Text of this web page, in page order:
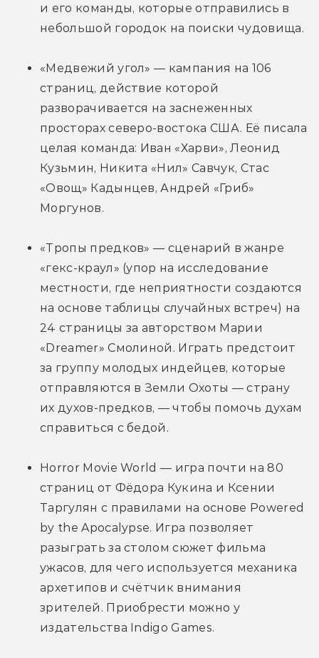
и его команды, которые отправились в
небольшой городок на поиски чудовища.
«Медвежий угол» — кампания на 106
страниц, действие которой
разворачивается на заснеженных
просторах северо-востока США. Её писала
целая команда: Иван «Харви», Леонид
Кузьмин, Никита «Нил» Савчук, Стас
«Овощ» Кадынцев, Андрей «Гриб»
Моргунов.
«Тропы предков» — сценарий в жанре
«гекс-краул» (упор на исследование
местности, где неприятности создаются
на основе таблицы случайных встреч) на
24 страницы за авторством Марии
«Dreamer» Смолиной. Играть предстоит
за группу молодых индейцев, которые
отправляются в Земли Охоты — страну
их духов-предков, — чтобы помочь духам
справиться с бедой.
Horror Movie World — игра почти на 80
страниц от Фёдора Кукина и Ксении
Таргулян с правилами на основе Powered
by the Apocalypse. Игра позволяет
разыграть за столом сюжет фильма
ужасов, для чего используется механика
архетипов и счётчик внимания
зрителей. Приобрести можно у
издательства Indigo Games.